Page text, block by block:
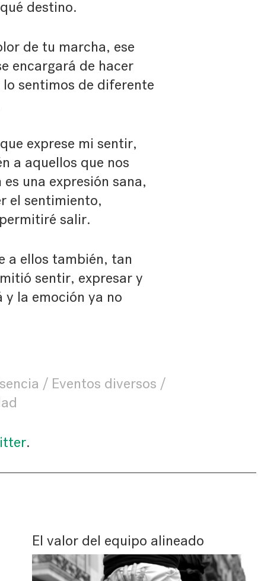
destino.
de tu marcha, ese
encargará de hacer
sentimos de diferente
exprese mi sentir,
a aquellos que nos
una expresión sana,
el sentimiento,
salir.
a ellos también, tan
sentir, expresar y
la emoción ya no
Eventos diversos
.
El valor del equipo alineado